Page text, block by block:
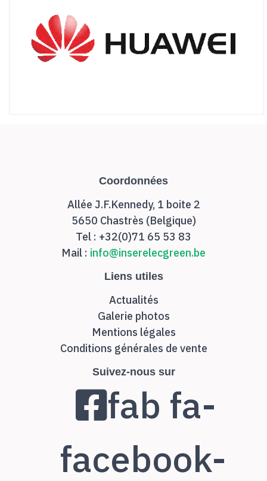
Coordonnées
Allée J.F.Kennedy, 1 boite 2
5650 Chastrès (Belgique)
Tel : +32(0)71 65 53 83
Mail : info@inserelecgreen.be
Liens utiles
Actualités
Galerie photos
Mentions légales
Conditions générales de vente
Suivez-nous sur
fab fa-
facebook-